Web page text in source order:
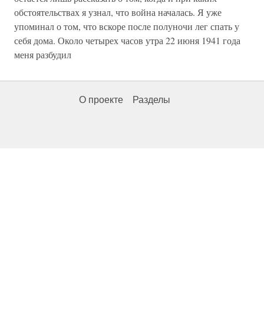
обстоятельствах я узнал, что война началась. Я уже
упоминал о том, что вскоре после полуночи лег спать у
себя дома. Около четырех часов утра 22 июня 1941 года
меня разбудил
О проекте Разделы